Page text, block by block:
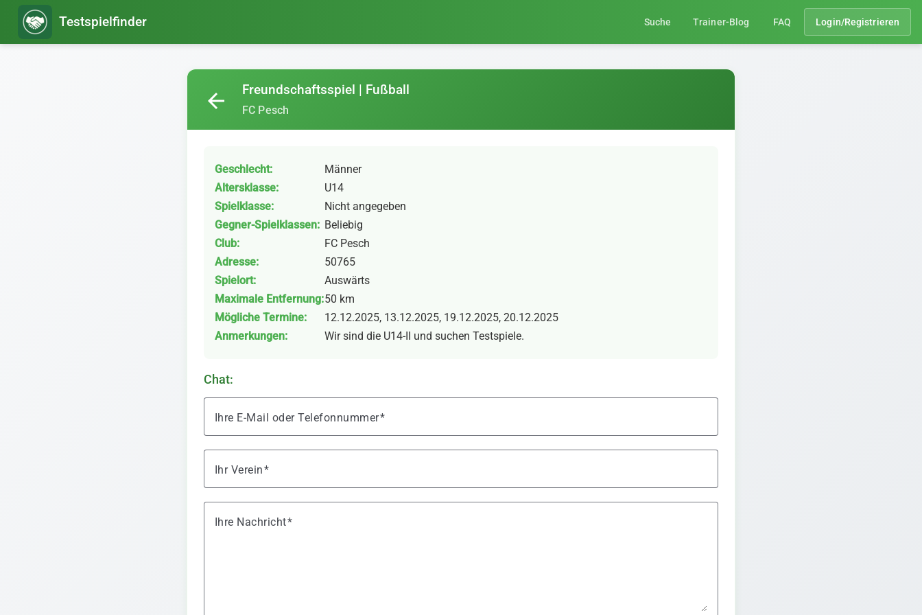
Testspielfinder Suche Trainer-Blog FAQ Login/Registrieren
Freundschaftsspiel | Fußball
FC Pesch
arrow_back
Geschlecht:
Männer
Altersklasse:
U14
Spielklasse:
Nicht angegeben
Gegner-Spielklassen: Beliebig
Club:
FC Pesch
Adresse:
50765
Spielort:
Auswärts
Maximale Entfernung:50 km
Mögliche Termine:
12.12.2025, 13.12.2025, 19.12.2025, 20.12.2025
Anmerkungen:
Wir sind die U14-II und suchen Testspiele.
Chat:
Ihre E-Mail oder Telefonnummer
Ihr Verein
Ihre Nachricht